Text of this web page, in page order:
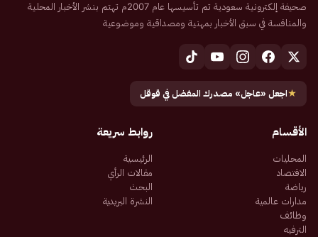
صحيفة إلكترونية سعودية تم تأسيسها عام 2007م تهتم بنشر الأخبار المحلية
والمنافسة في سبق الأخبار بمهنية ومصداقية وموضوعية
★اجعل «عاجل» مصدرك المفضل في قوقل
الأقسام
المحليات
الاقتصاد
رياضة
مدارات عالمية
وظائف
الترفيه
روابط سريعة
الرئيسية
مقالات الرأي
البحث
النشرة البريدية